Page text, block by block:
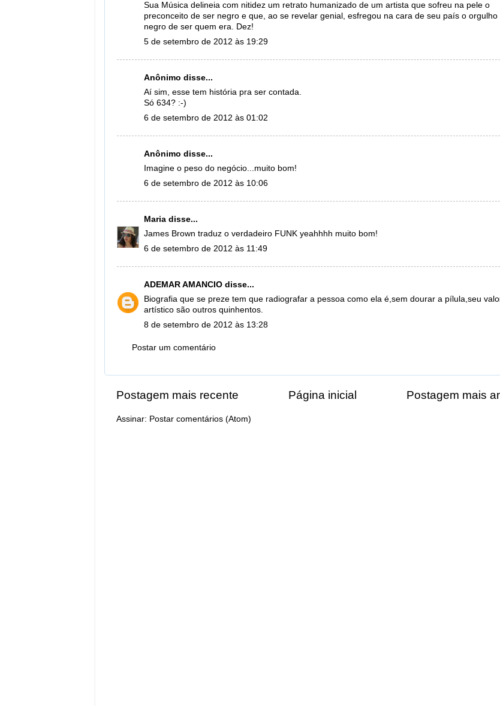
Sua Música delineia com nitidez um retrato humanizado de um artista que sofreu na pele o
preconceito de ser negro e que, ao se revelar genial, esfregou na cara de seu país o orgulho
negro de ser quem era. Dez!
5 de setembro de 2012 às 19:29
Anônimo disse...
Aí sim, esse tem história pra ser contada.
Só 634? :-)
6 de setembro de 2012 às 01:02
Anônimo disse...
Imagine o peso do negócio...muito bom!
6 de setembro de 2012 às 10:06
Maria disse...
James Brown traduz o verdadeiro FUNK yeahhhh muito bom!
6 de setembro de 2012 às 11:49
ADEMAR AMANCIO disse...
Biografia que se preze tem que radiografar a pessoa como ela é,sem dourar a pílula,seu
artístico são outros quinhentos.
8 de setembro de 2012 às 13:28
Postar um comentário
Postagem mais recente Postagem mais
Página inicial
Assinar: Postar comentários (Atom)